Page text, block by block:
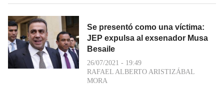
Se presentó como una víctima:
JEP expulsa al exsenador Musa
Besaile
26/07/2021 - 19:49
RAFAEL ALBERTO ARISTIZÁBAL
MORA